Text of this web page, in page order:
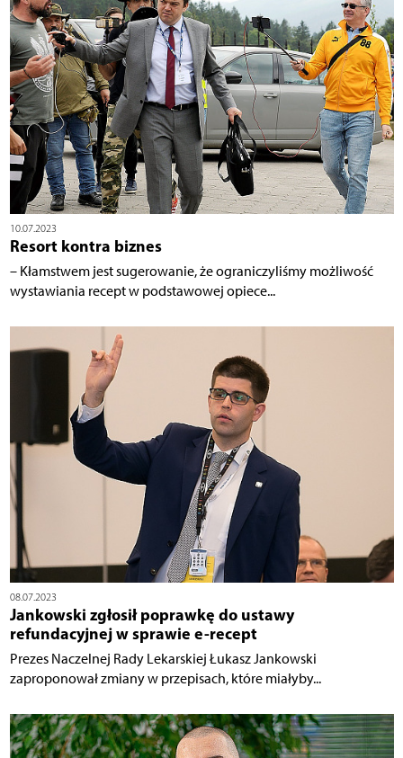
10.07.2023
Resort kontra biznes
– Kłamstwem jest sugerowanie, że ograniczyliśmy możliwość
wystawiania recept w podstawowej opiece...
08.07.2023
Jankowski zgłosił poprawkę do ustawy
refundacyjnej w sprawie e-recept
Prezes Naczelnej Rady Lekarskiej Łukasz Jankowski
zaproponował zmiany w przepisach, które miałyby...